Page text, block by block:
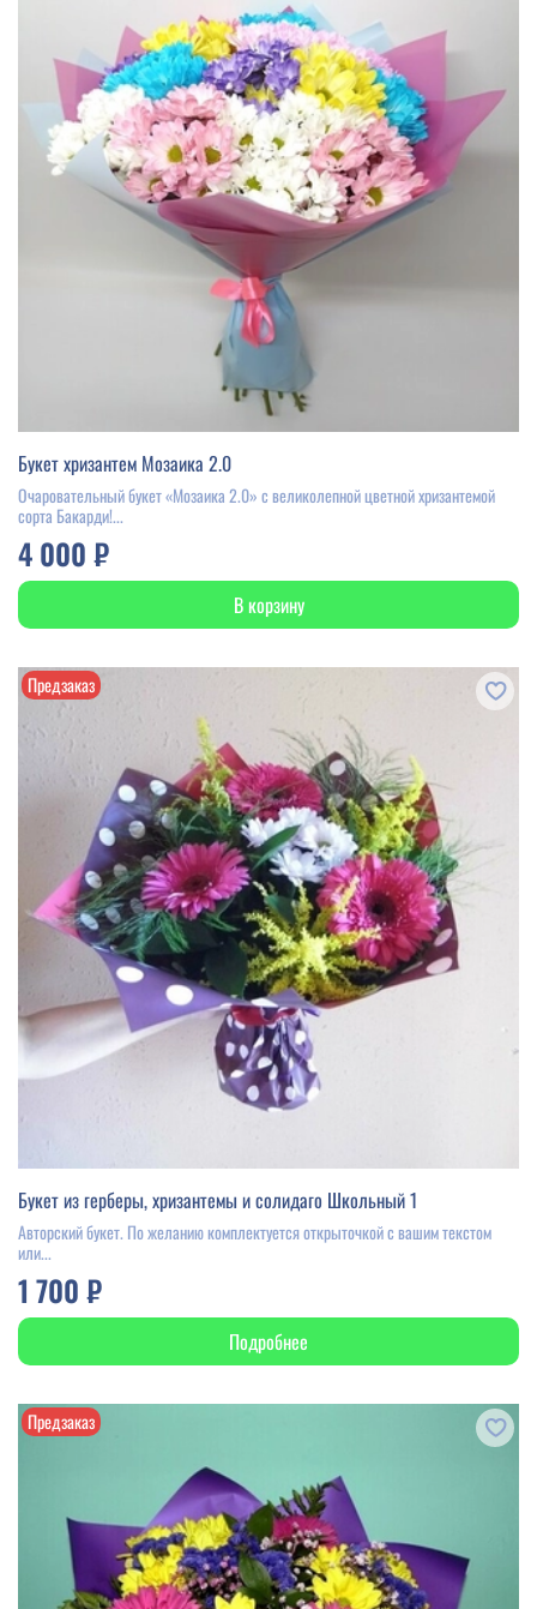
Букет хризантем Мозаика 2.0
Очаровательный букет «Мозаика 2.0» с великолепной цветной хризантемой
сорта Бакарди!...
4 000 ₽
В корзину
Предзаказ
Букет из герберы, хризантемы и солидаго Школьный 1
Авторский букет. По желанию комплектуется открыточкой с вашим текстом
или...
1 700 ₽
Подробнее
Предзаказ